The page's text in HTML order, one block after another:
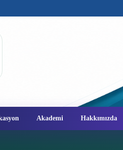
Akademi Hakkımızda